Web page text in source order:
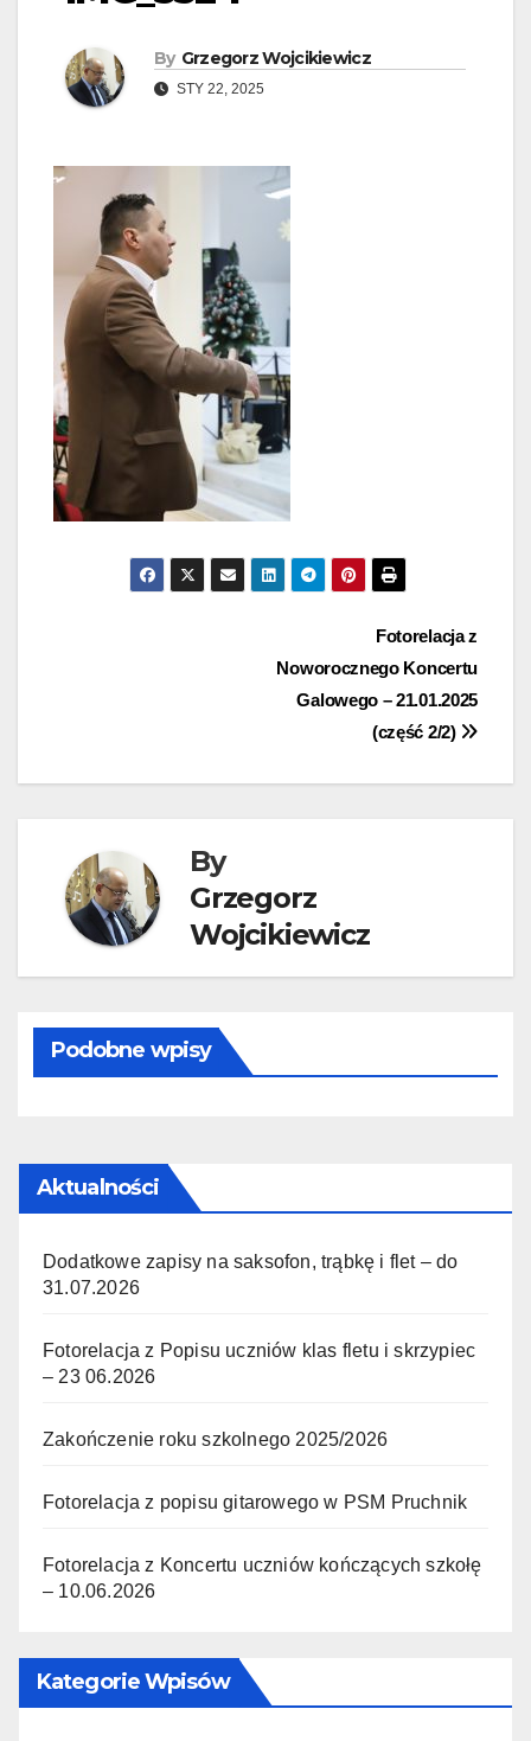
By Grzegorz Wojcikiewicz
STY 22, 2025
Fotorelacja z
Noworocznego Koncertu
Galowego – 21.01.2025
(część 2/2)
By
Grzegorz
Wojcikiewicz
Podobne wpisy
Aktualności
Dodatkowe zapisy na saksofon, trąbkę i flet – do
31.07.2026
Fotorelacja z Popisu uczniów klas fletu i skrzypiec
– 23 06.2026
Zakończenie roku szkolnego 2025/2026
Fotorelacja z popisu gitarowego w PSM Pruchnik
Fotorelacja z Koncertu uczniów kończących szkołę
– 10.06.2026
Kategorie Wpisów